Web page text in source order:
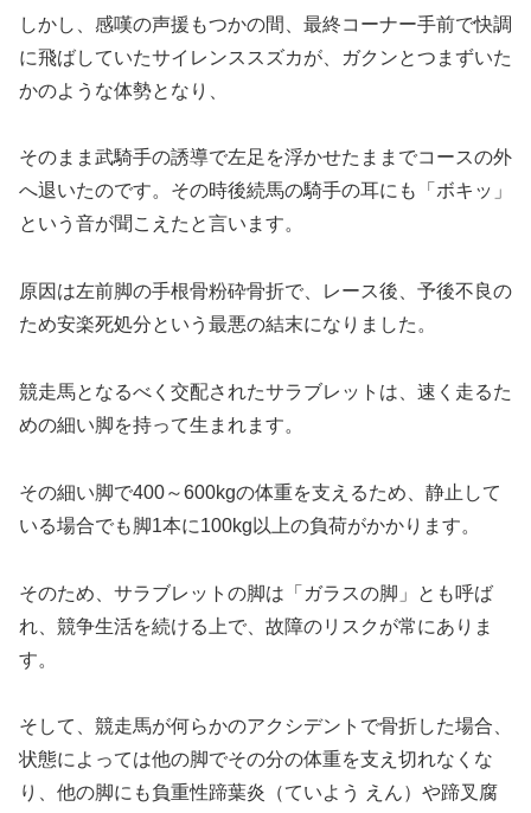
しかし、感嘆の声援もつかの間、最終コーナー手前で快調
に飛ばしていたサイレンススズカが、ガクンとつまずいた
かのような体勢となり、
そのまま武騎手の誘導で左足を浮かせたままでコースの外
へ退いたのです。その時後続馬の騎手の耳にも「ボキッ」
という音が聞こえたと言います。
原因は左前脚の手根骨粉砕骨折で、レース後、予後不良の
ため安楽死処分という最悪の結末になりました。
競走馬となるべく交配されたサラブレットは、速く走るた
めの細い脚を持って生まれます。
その細い脚で400～600kgの体重を支えるため、 静止して
いる場合でも脚1本に100kg以上の負荷がかかります。
そのため、サラブレットの脚は「 ガラスの脚 」とも呼ば
れ、競争生活を続ける上で、故障のリスクが常にありま
す。
そして、競走馬が何らかのアクシデントで骨折した場合、
状態によっては他の脚でその分の体重を支え切れなくな
り、他の脚にも負重性蹄葉炎（ていよう えん）や蹄叉腐